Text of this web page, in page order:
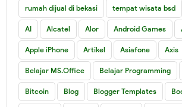
rumah dijual di bekasi tempat wisata bsd
AI Alcatel Alor Android Games
Apple iPhone Artikel Asiafone Axis
Belajar MS.Office Belajar Programming
Bitcoin Blog Blogger Templates